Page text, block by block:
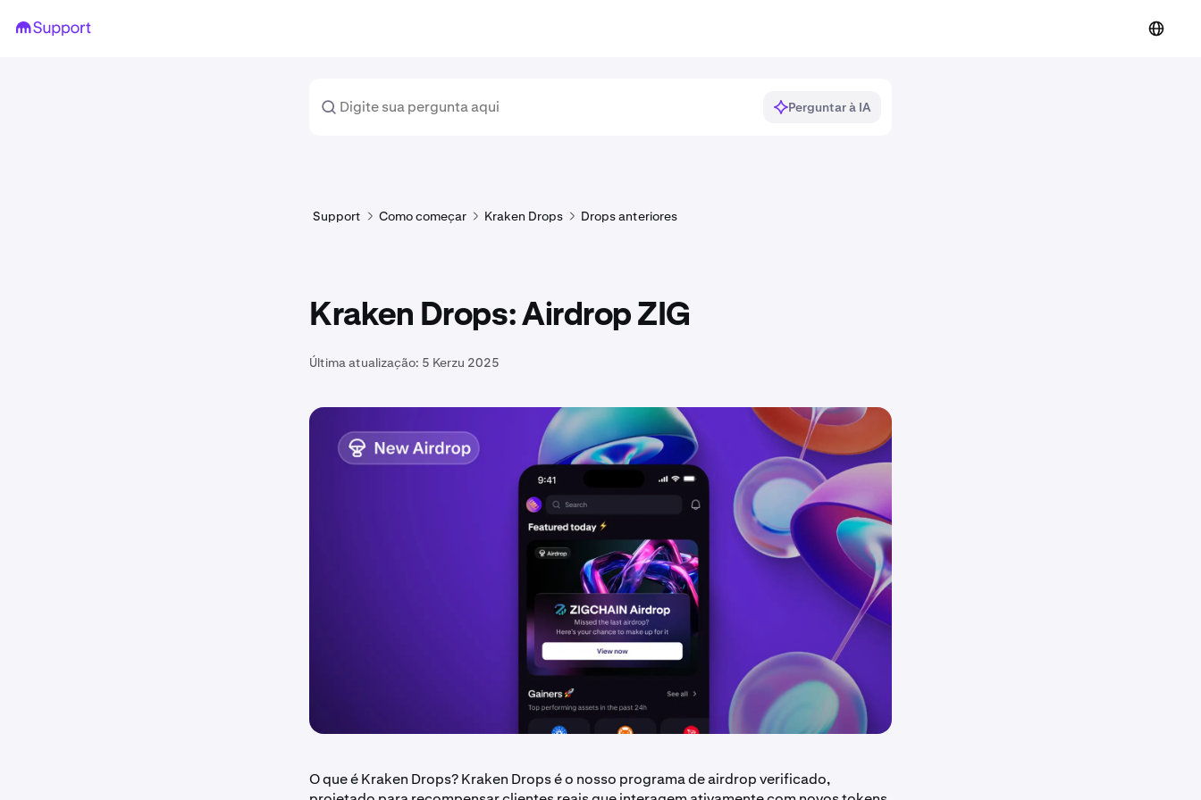
Perguntar à IA
Support Como começar Kraken Drops Drops anteriores
Kraken Drops: Airdrop ZIG
Última atualização: 5 Kerzu 2025
O que é Kraken Drops? Kraken Drops é o nosso programa de airdrop verificado,